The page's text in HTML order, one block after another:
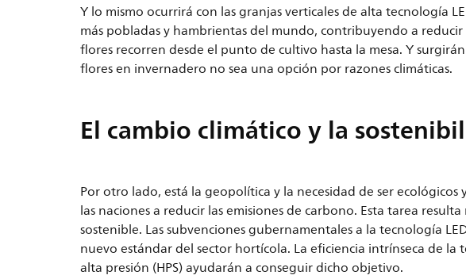
Y lo mismo ocurrirá con las granjas verticales de alta tecnología
más pobladas y hambrientas del mundo, contribuyendo a
flores recorren desde el punto de cultivo hasta la mesa. Y
flores en invernadero no sea una opción por razones climáticas.
El cambio climático y la
Por otro lado, está la geopolítica y la necesidad de ser ecológicos
las naciones a reducir las emisiones de carbono. Esta tarea
sostenible. Las subvenciones gubernamentales a la tecnología
nuevo estándar del sector hortícola. La eficiencia intrínseca de la
alta presión (HPS) ayudarán a conseguir dicho objetivo.